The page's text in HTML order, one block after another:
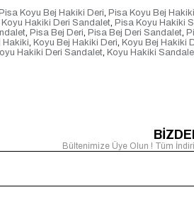
Pisa Koyu Bej Hakiki Deri, Pisa Koyu Bej
Koyu Hakiki Deri Sandalet, Pisa Koyu Hakiki
, Pisa Bej Deri, Pisa Bej Deri Sandalet,
Hakiki, Koyu Bej Hakiki Deri, Koyu Bej Hakiki
Hakiki Deri Sandalet, Koyu Hakiki
Bültenimize Üye Olun ! Tüm